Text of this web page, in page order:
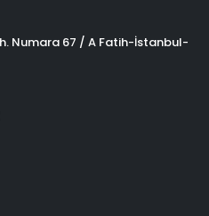
Numara 67 / A Fatih-İstanbul-